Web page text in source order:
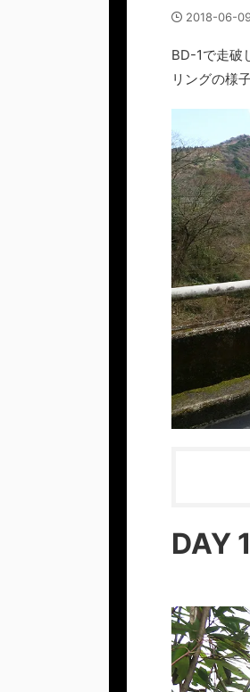
2018-06-
BD-1で走破
リングの様
DAY